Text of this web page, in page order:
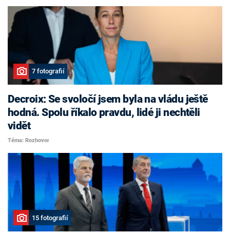
7 fotografií
Decroix: Se svoločí jsem byla na vládu ještě
hodná. Spolu říkalo pravdu, lidé ji nechtěli
vidět
Téma: Rozhovor
15 fotografií